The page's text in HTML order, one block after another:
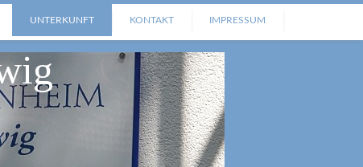
UNTERKUNFT KONTAKT IMPRESSUM